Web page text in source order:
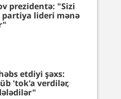
prezidentə: "Sizi
lideri mənə
etdiyi şəxs:
'tok'a verdilər,